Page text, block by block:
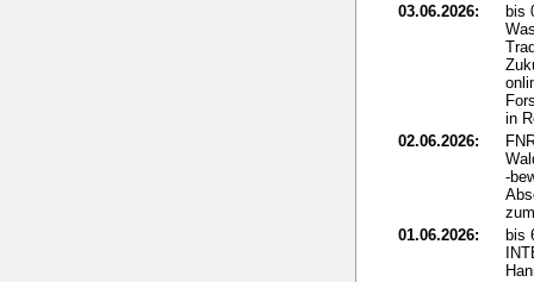
03.06.2026:
bis
in
02.06.2026:
-
01.06.2026:
bis